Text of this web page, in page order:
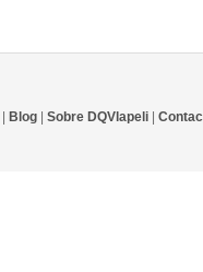
Blog Sobre DQVlapeli